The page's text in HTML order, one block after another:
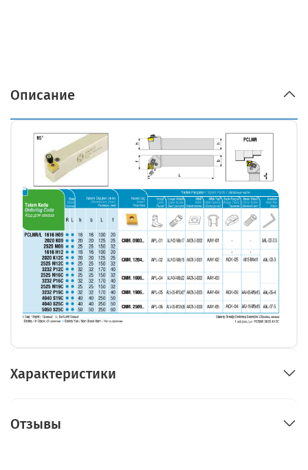
Описание
Характеристики
Отзывы